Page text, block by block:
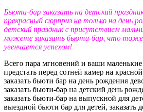
Бьюти-бар заказать на детский
прекрасный сюрприз не только на день
детский праздник с присутствием
можете заказать бьюти-бар, что тоже,
увенчается успехом!
Всего пара мгновений и ваши
предстать перед сотней камер на
заказать бьюти бар на день рождения
заказать бьюти-бар на детский день
заказать бьюти-бар на выпускной для
выездной бьюти бар для детей, заказать